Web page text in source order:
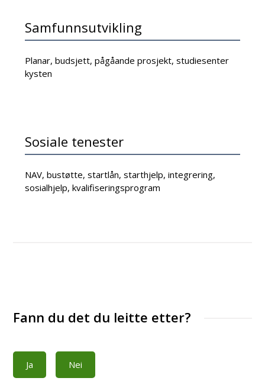
Samfunnsutvikling
Planar, budsjett, pågåande prosjekt, studiesenter
kysten
Sosiale tenester
NAV, bustøtte, startlån, starthjelp, integrering,
sosialhjelp, kvalifiseringsprogram
Fann du det du leitte etter?
Ja Nei